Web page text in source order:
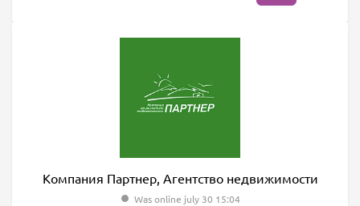
Компания Партнер, Агентство недвижимости
Was online july 30 15:04